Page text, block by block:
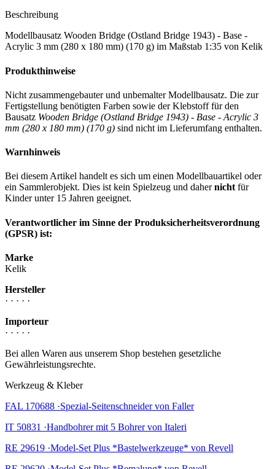
Beschreibung
Modellbausatz Wooden Bridge (Ostland Bridge 1943) - Base -
Acrylic 3 mm (280 x 180 mm) (170 g) im Maßstab 1:35 von Kelik
Produkthinweise
Nicht zusammengebauter und unbemalter Modellbausatz. Die zur
Fertigstellung benötigten Farben sowie der Klebstoff für den
Bausatz Wooden Bridge (Ostland Bridge 1943) - Base - Acrylic 3
mm (280 x 180 mm) (170 g) sind nicht im Lieferumfang enthalten.
Warnhinweis
Bei diesem Artikel handelt es sich um einen Modellbauartikel oder
ein Sammlerobjekt. Dies ist kein Spielzeug und dahernicht für
Kinder unter 15 Jahren geeignet.
Verantwortlicher im Sinne der Produksicherheitsverordnung
(GPSR) ist:
Marke
Kelik
Hersteller
· · · · ·
Importeur
· · · · ·
Bei allen Waren aus unserem Shop bestehen gesetzliche
Gewährleistungsrechte.
Werkzeug & Kleber
FAL 170688 ·Spezial-Seitenschneider von Faller
IT 50831 ·Handbohrer mit 5 Bohrer von Italeri
RE 29619 ·Model-Set Plus *Bastelwerkzeuge* von Revell